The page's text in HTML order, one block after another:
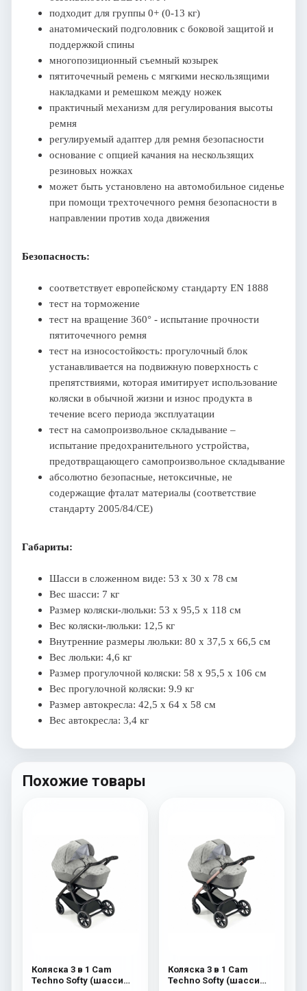
подходит для группы 0+ (0-13 кг)
анатомический подголовник с боковой защитой и
поддержкой спины
многопозиционный съемный козырек
пятиточечный ремень с мягкими нескользящими
накладками и ремешком между ножек
практичный механизм для регулирования высоты
ремня
регулируемый адаптер для ремня безопасности
основание с опцией качания на нескользящих
резиновых ножках
может быть установлено на автомобильное сиденье
при помощи трехточечного ремня безопасности в
направлении против хода движения
Безопасность:
соответствует европейскому стандарту EN 1888
тест на торможение
тест на вращение 360° - испытание прочности
пятиточечного ремня
тест на износостойкость: прогулочный блок
устанавливается на подвижную поверхность с
препятствиями, которая имитирует использование
коляски в обычной жизни и износ продукта в
течение всего периода эксплуатации
тест на самопроизвольное складывание –
испытание предохранительного устройства,
предотвращающего самопроизвольное складывание
абсолютно безопасные, нетоксичные, не
содержащие фталат материалы (соответствие
стандарту 2005/84/CE)
Габариты:
Шасси в сложенном виде: 53 х 30 х 78 см
Вес шасси: 7 кг
Размер коляски-люльки: 53 х 95,5 х 118 см
Вес коляски-люльки: 12,5 кг
Внутренние размеры люльки: 80 х 37,5 х 66,5 см
Вес люльки: 4,6 кг
Размер прогулочной коляски: 58 х 95,5 х 106 см
Вес прогулочной коляски: 9.9 кг
Размер автокресла: 42,5 х 64 х 58 см
Вес автокресла: 3,4 кг
Похожие товары
Коляска 3 в 1 Cam
Techno Softy (шасси
Коляска 3 в 1 Cam
Techno Softy (шасси